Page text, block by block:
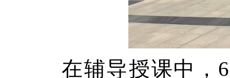
在辅导授课中，